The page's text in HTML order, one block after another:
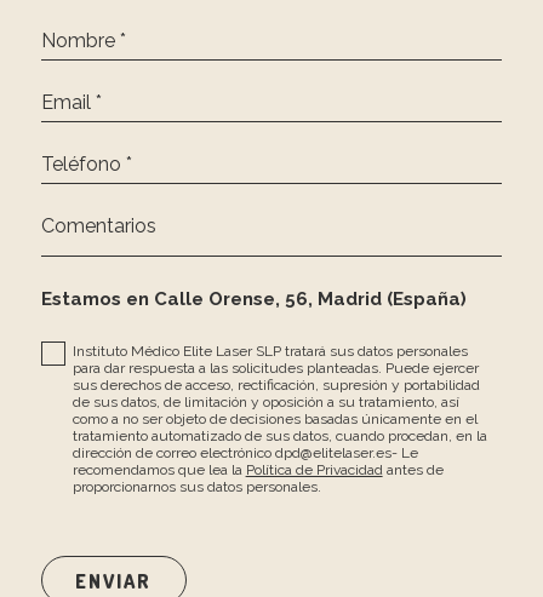
Nombre *
Email *
Teléfono *
Comentarios
Estamos en Calle Orense, 56, Madrid (España)
Instituto Médico Elite Laser SLP tratará sus datos personales
para dar respuesta a las solicitudes planteadas. Puede ejercer
sus derechos de acceso, rectificación, supresión y portabilidad
de sus datos, de limitación y oposición a su tratamiento, así
como a no ser objeto de decisiones basadas únicamente en el
tratamiento automatizado de sus datos, cuando procedan, en la
dirección de correo electrónico dpd@elitelaser.es- Le
recomendamos que lea la Política de Privacidadantes de
proporcionarnos sus datos personales.